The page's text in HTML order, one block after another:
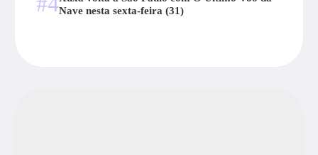
Nave nesta sexta-feira (31)